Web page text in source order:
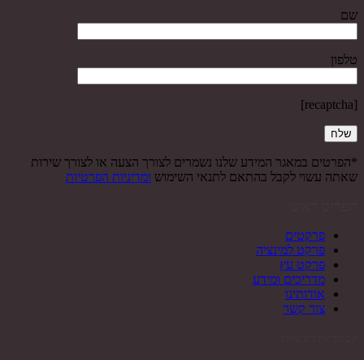
שם
טלפון
[recaptcha]
*הפרטים במאגר המידע שלנו נשמרים לצורך הצעה או לצורך שירות
שאתה עשוי לקבל בהתאם לתנאי השימוש ומדיניות הפרטיות
פרקטים
פרקט למינציה
פרקט עץ
מדריכים ומידע
אודותינו
צור קשר